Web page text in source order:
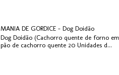
MANIA DE GORDICE - Dog Doidão
Dog Doidão (Cachorro quente de forno
pão de cachorro quente 20 Unidades d...